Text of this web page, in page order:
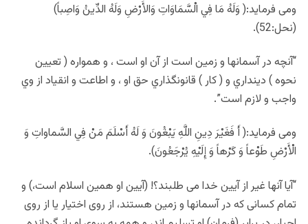
ومی فرماید:( وَلَهُ مَا فِي الْسَّمَاوَاتِ وَالأَرْضِ وَلَهُ الدِّينُ وَاصِباً)
(نحل:52).
“آنچه در آسمانها و زمين است از آن او است ، و همواره ( تعيين
نحوه ) دينداري و ( كار ) قانونگذاري حق او ، و اطاعت و انقياد از وي
واجب و لازم است”.
ومی فرماید:( أَ فَغَيْرَ دِينِ اللَّهِ يَبْغُونَ وَ لَهُ أَسْلَمَ مَنْ فِي السَّماواتِ وَ
الْأَرْضِ طَوْعاً وَ كَرْهاً وَ إِلَيْهِ يُرْجَعُونَ).
“آيا آنها غير از آيين خدا مى طلبند؟! (آيين او همين اسلام است،) و
تمام كسانى كه در آسمانها و زمين هستند، از روى اختيار يا از روى